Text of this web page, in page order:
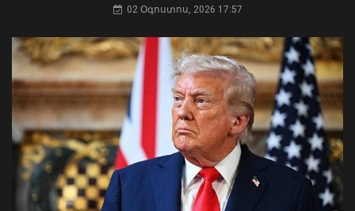
ՀՀ-ն և Ադրբեջանը ճանապարհ են
բացել կայուն և անդառնալի
խաղաղության համար. Հրվ.
Կովկասում ԵՄ հատուկ
ներկայացուցիչ
08 Օգոստոս, 2026 22:11
07 Օգոստոս, 2026 17:0302 Օգոստոս, 2026 17:57